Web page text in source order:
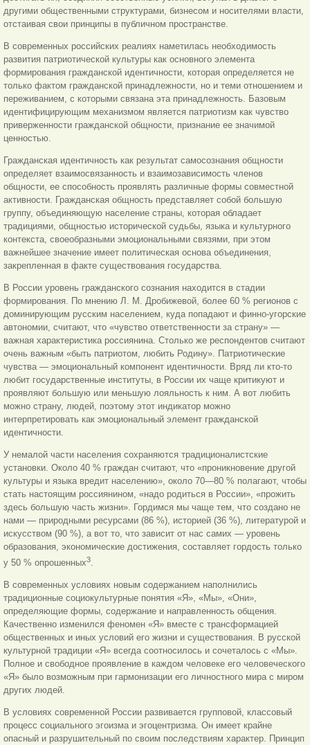
другими общественными структурами, бизнесом и носителями власти,
отстаивая свои принципы в публичном пространстве.
В современных российских реалиях наметилась необходимость
развития патриотической культуры как основного элемента
формирования гражданской идентичности, которая определяется не
только фактом гражданской принадлежности, но и теми отношением и
переживанием, с которыми связана эта принадлежность. Базовым
идентифицирующим механизмом является патриотизм как чувство
приверженности гражданской общности, признание ее значимой
ценностью.
Гражданская идентичность как результат самосознания общности
определяет взаимосвязанность и взаимозависимость членов
общности, ее способность проявлять различные формы совместной
активности. Гражданская общность представляет собой большую
группу, объединяющую население страны, которая обладает
традициями, общностью исторической судьбы, языка и культурного
контекста, своеобразными эмоциональными связями, при этом
важнейшее значение имеет политическая основа объединения,
закрепленная в факте существования государства.
В России уровень гражданского сознания находится в стадии
формирования. По мнению Л. М. Дробижевой, более 60 % регионов с
доминирующим русским населением, куда попадают и финно-угорские
автономии, считают, что «чувство ответственности за страну» —
важная характеристика россиянина. Столько же респондентов считают
очень важным «быть патриотом, любить Родину». Патриотические
чувства — эмоциональный компонент идентичности. Вряд ли кто-то
любит государственные институты, в России их чаще критикуют и
проявляют большую или меньшую лояльность к ним. А вот любить
можно страну, людей, поэтому этот индикатор можно
интерпретировать как эмоциональный элемент гражданской
идентичности.
У немалой части населения сохраняются традиционалистские
установки. Около 40 % граждан считают, что «проникновение другой
культуры и языка вредит населению», около 70—80 % полагают, чтобы
стать настоящим россиянином, «надо родиться в России», «прожить
здесь большую часть жизни». Гордимся мы чаще тем, что создано не
нами — природными ресурсами (86 %), историей (36 %), литературой и
искусством (90 %), а вот то, что зависит от нас самих — уровень
образования, экономические достижения, составляет гордость только
у 50 % опрошенных3.
В современных условиях новым содержанием наполнились
традиционные социокультурные понятия «Я», «Мы», «Они»,
определяющие формы, содержание и направленность общения.
Качественно изменился феномен «Я» вместе с трансформацией
общественных и иных условий его жизни и существования. В русской
культурной традиции «Я» всегда соотносилось и сочеталось с «Мы».
Полное и свободное проявление в каждом человеке его человеческого
«Я» было возможным при гармонизации его личностного мира с миром
других людей.
В условиях современной России развивается групповой, классовый
процесс социального эгоизма и эгоцентризма. Он имеет крайне
опасный и разрушительный по своим последствиям характер. Принцип